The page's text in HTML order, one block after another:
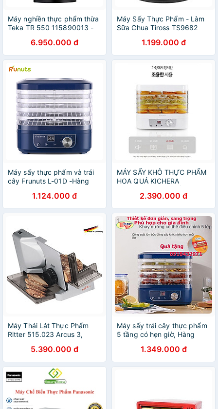
Máy nghiền thực phẩm thừa
Teka TR 550 115890013 -
6.950.000 đ
Máy Sấy Thực Phẩm - Làm
Sữa Chua Tiross TS9682
1.199.000 đ
Máy sấy thực phẩm và trái
cây Frunuts L-01D -Hàng
1.124.000 đ
MÁY SẤY KHÔ THỰC PHẨM
HOA QUẢ KICHERA
chính hãng2.390.000 đ
Máy Thái Lát Thực Phẩm
Ritter 515.023 Arcus 3,
5.390.000 đ
Máy sấy trái cây thực phẩm
5 tầng có hẹn giờ, Hàng
1.349.000 đ